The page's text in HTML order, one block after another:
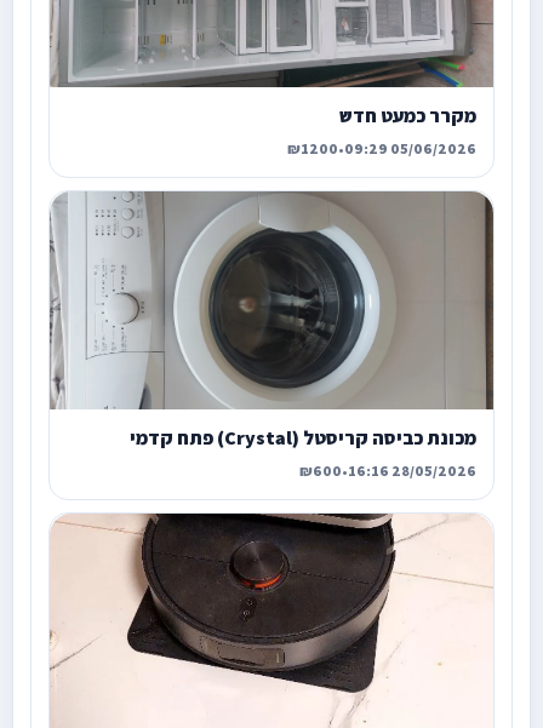
מקרר כמעט חדש
05/06/2026 09:29
•
₪1200
מכונת כביסה קריסטל (Crystal) פתח קדמי
28/05/2026 16:16
•
₪600